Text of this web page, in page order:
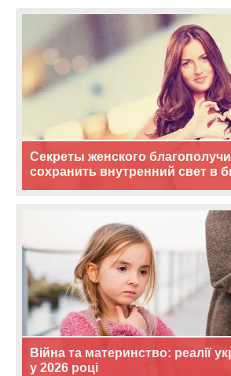
Секреты женского
сохранить внутренний свет в
Війна та материнство: реалії
у 2026 році